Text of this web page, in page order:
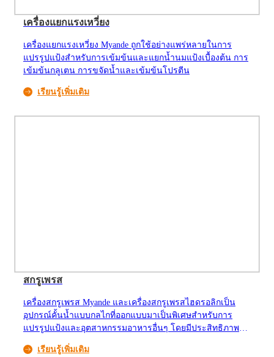
เครื่องแยกแรงเหวี่ยง
เครื่องแยกแรงเหวี่ยง Myande ถูกใช้อย่างแพร่หลายในการ
แปรรูปแป้งสำหรับการเข้มข้นและแยกน้ำนมแป้งเบื้องต้น การ
เข้มข้นกลูเตน การขจัดน้ำและเข้มข้นโปรตีน
เรียนรู้เพิ่มเติม
สกรูเพรส
เครื่องสกรูเพรส Myande และเครื่องสกรูเพรสไฮดรอลิกเป็น
อุปกรณ์คั้นน้ำแบบกลไกที่ออกแบบมาเป็นพิเศษสำหรับการ
แปรรูปแป้งและอุตสาหกรรมอาหารอื่นๆ โดยมีประสิทธิภาพ
เป็นพิเศษในการคั้นน้ำของวัสดุที่มีความชื้นสูง รวมถึงจมูก
ข้าวโพดและเส้นใยข้าวโพดในกระบวนการแปรรูปข้าวโพด
เรียนรู้เพิ่มเติม